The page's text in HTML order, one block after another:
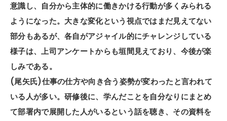
意識し、自分から主体的に働きかける行動が多くみられる
ようになった。大きな変化という視点ではまだ見えてない
部分もあるが、各自がアジャイル的にチャレンジしている
様子は、上司アンケートからも垣間見えており、今後が楽
しみである。
(尾矢氏)仕事の仕方や向き合う姿勢が変わったと言われて
いる人が多い。研修後に、学んだことを自分なりにまとめ
て部署内で展開した人がいるという話を聴き、その資料を